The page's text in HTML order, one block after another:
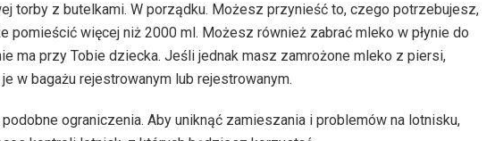
torby z butelkami. W porządku. Możesz przynieść to, czego potrzebujesz,
pomieścić więcej niż 2000 ml. Możesz również zabrać mleko w płynie do
ma przy Tobie dziecka. Jeśli jednak masz zamrożone mleko z piersi,
w bagażu rejestrowanym lub rejestrowanym.
podobne ograniczenia. Aby uniknąć zamieszania i problemów na lotnisku,